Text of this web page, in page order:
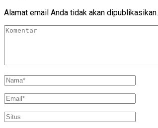
Alamat email Anda tidak akan dipublikasikan.